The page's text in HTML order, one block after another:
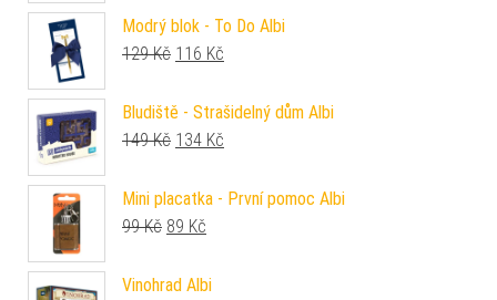
Modrý blok - To Do Albi
129Kč Původní cena byla: 129 Kč.
116 Kč
Bludiště - Strašidelný dům Albi
149Kč Původní cena byla: 149 Kč.
134 Kč
Mini placatka - První pomoc Albi
99Kč Původní cena byla: 99 Kč.
89 Kč
Vinohrad Albi